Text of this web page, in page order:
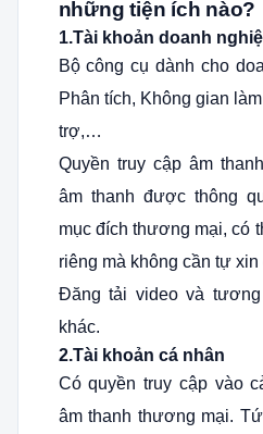
những tiện ích nào?
1.Tài khoản doanh
Bộ công cụ dành cho
Phân tích, Không gian
trợ,…
Quyền truy cập âm
âm thanh được thông
mục đích thương mại, có
riêng mà không cần tự
Đăng tải video và
khác.
2.Tài khoản cá nhân
Có quyền truy cập vào
âm thanh thương mại.